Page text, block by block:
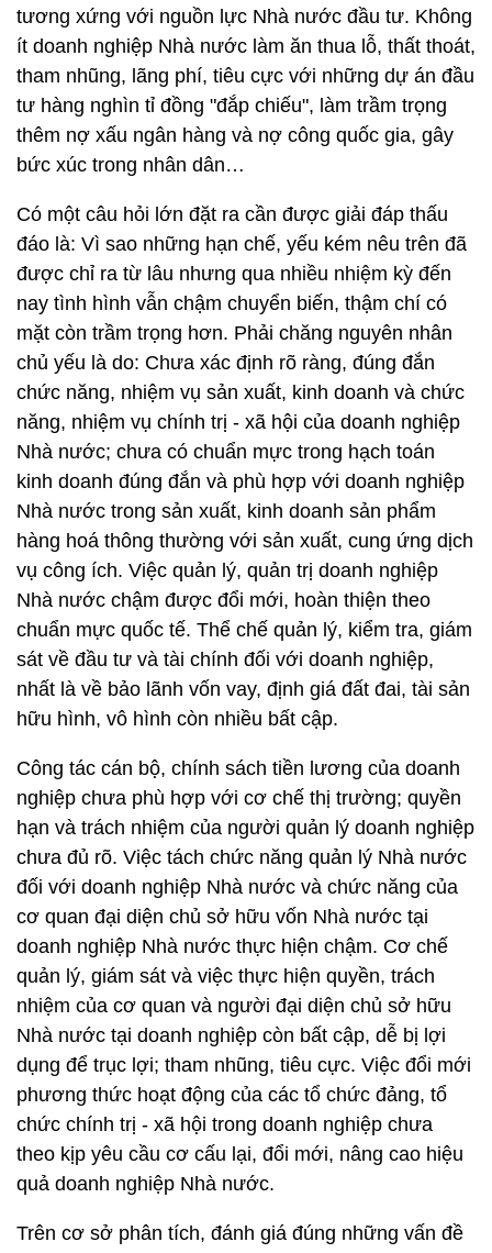
tương xứng với nguồn lực Nhà nước đầu tư. Không
ít doanh nghiệp Nhà nước làm ăn thua lỗ, thất thoát,
tham nhũng, lãng phí, tiêu cực với những dự án đầu
tư hàng nghìn tỉ đồng "đắp chiếu", làm trầm trọng
thêm nợ xấu ngân hàng và nợ công quốc gia, gây
bức xúc trong nhân dân…
Có một câu hỏi lớn đặt ra cần được giải đáp thấu
đáo là: Vì sao những hạn chế, yếu kém nêu trên đã
được chỉ ra từ lâu nhưng qua nhiều nhiệm kỳ đến
nay tình hình vẫn chậm chuyển biến, thậm chí có
mặt còn trầm trọng hơn. Phải chăng nguyên nhân
chủ yếu là do: Chưa xác định rõ ràng, đúng đắn
chức năng, nhiệm vụ sản xuất, kinh doanh và chức
năng, nhiệm vụ chính trị - xã hội của doanh nghiệp
Nhà nước; chưa có chuẩn mực trong hạch toán
kinh doanh đúng đắn và phù hợp với doanh nghiệp
Nhà nước trong sản xuất, kinh doanh sản phẩm
hàng hoá thông thường với sản xuất, cung ứng dịch
vụ công ích. Việc quản lý, quản trị doanh nghiệp
Nhà nước chậm được đổi mới, hoàn thiện theo
chuẩn mực quốc tế. Thể chế quản lý, kiểm tra, giám
sát về đầu tư và tài chính đối với doanh nghiệp,
nhất là về bảo lãnh vốn vay, định giá đất đai, tài sản
hữu hình, vô hình còn nhiều bất cập.
Công tác cán bộ, chính sách tiền lương của doanh
nghiệp chưa phù hợp với cơ chế thị trường; quyền
hạn và trách nhiệm của người quản lý doanh nghiệp
chưa đủ rõ. Việc tách chức năng quản lý Nhà nước
đối với doanh nghiệp Nhà nước và chức năng của
cơ quan đại diện chủ sở hữu vốn Nhà nước tại
doanh nghiệp Nhà nước thực hiện chậm. Cơ chế
quản lý, giám sát và việc thực hiện quyền, trách
nhiệm của cơ quan và người đại diện chủ sở hữu
Nhà nước tại doanh nghiệp còn bất cập, dễ bị lợi
dụng để trục lợi; tham nhũng, tiêu cực. Việc đổi mới
phương thức hoạt động của các tổ chức đảng, tổ
chức chính trị - xã hội trong doanh nghiệp chưa
theo kịp yêu cầu cơ cấu lại, đổi mới, nâng cao hiệu
quả doanh nghiệp Nhà nước.
Trên cơ sở phân tích, đánh giá đúng những vấn đề